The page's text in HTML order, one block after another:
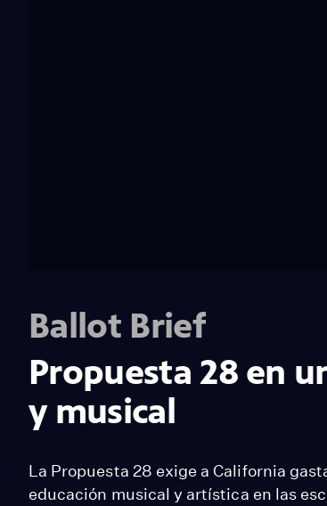
Ballot Brief
Propuesta 28 en
y musical
La Propuesta 28 exige a California
educación musical y artística en las